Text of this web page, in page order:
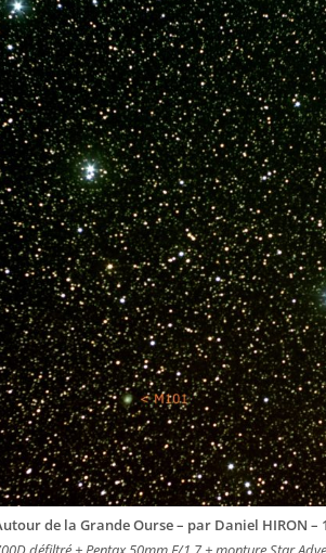
de la Grande Ourse – par Daniel HIRON –